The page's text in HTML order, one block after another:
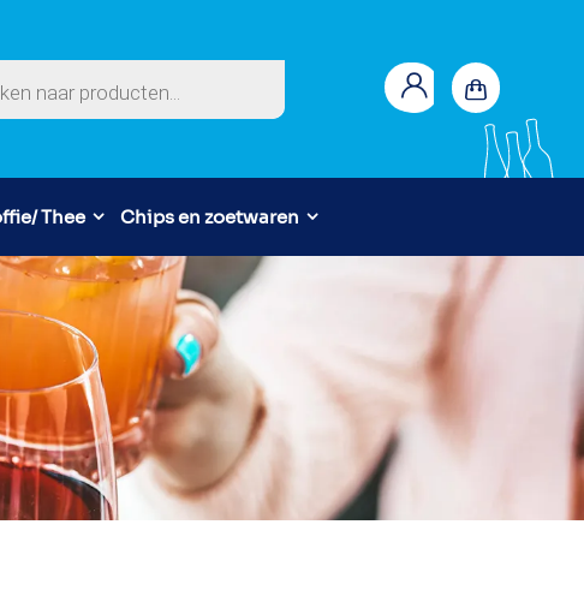
Thee Chips en zoetwaren